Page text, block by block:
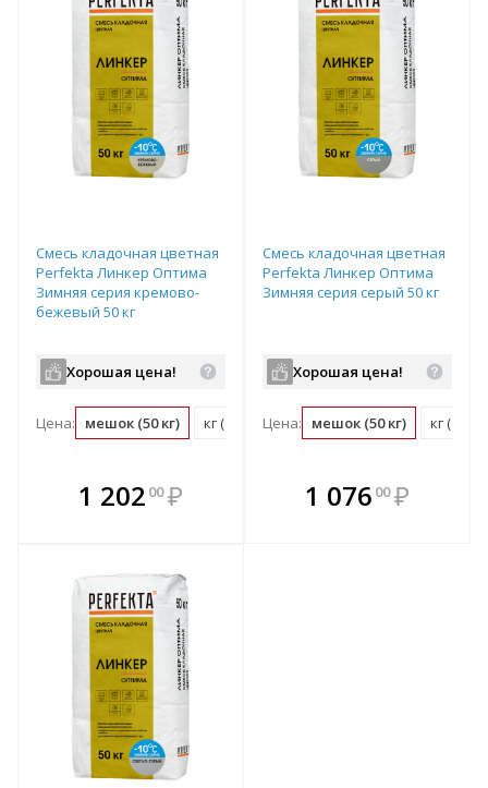
Смесь кладочная цветная
Perfekta Линкер Оптима
Зимняя серия кремово-
бежевый 50 кг
Хорошая цена!
Цена: мешок (50 кг) кг (0.02 мешок)
1 202 00 ₽
В комплекте
всегда выгоднее!
Смесь кладочная цветная
Perfekta Линкер Оптима
Зимняя серия серый 50 кг
Хорошая цена!
Цена: мешок (50 кг) кг (0.02
В комплекте
всегда выгоднее!
1 076 00 ₽